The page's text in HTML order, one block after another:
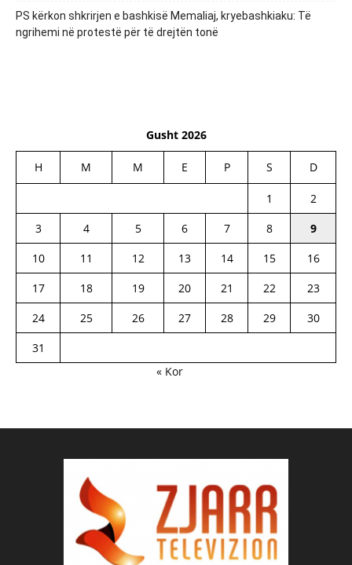
PS kërkon shkrirjen e bashkisë Memaliaj, kryebashkiaku: Të
ngrihemi në protestë për të drejtën tonë
Gusht 2026
H M M E P S D
1
2
3
4 5 6 7 8
9
10
11 12 13 14 15
16
17
18 19 20 21 22
23
24
25 26 27 28 29
30
31
« Kor